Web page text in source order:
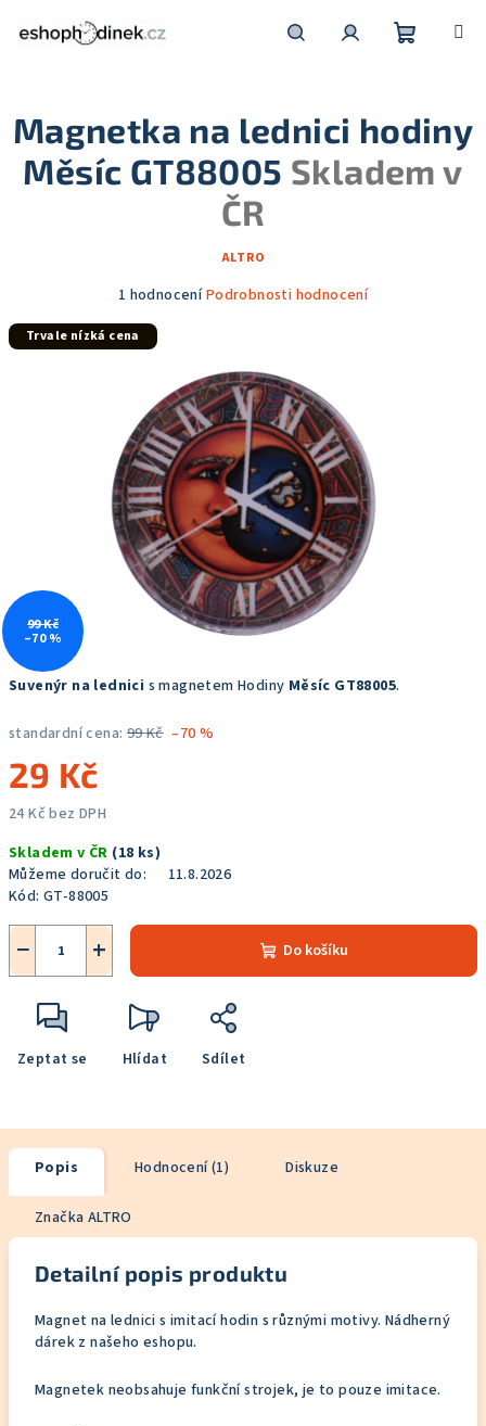
košík
Suvenýr na lednici s magnetem Hodiny Měsíc GT88005.
standardní cena: 99 Kč –70 %
29 Kč
24 Kč bez DPH
cena:
Skladem v ČR (18 ks)
Můžeme doručit do:
11.8.2026
Kód: GT-88005
+
− Do košíku
Zeptat se Hlídat Sdílet
Magnetka na lednici hodiny
Měsíc GT88005 Skladem v
ČR
ALTRO
Průměrné
produktu
hvězdiček.
1 hodnoceníPodrobnosti hodnocení
Trvale nízká cena
99 Kč
–70 %
Popis Hodnocení (1) Diskuze
Značka ALTRO
Detailní popis produktu
Magnet na lednici s imitací hodin s různými motivy. Nádherný
dárek z našeho eshopu.
Magnetek neobsahuje funkční strojek, je to pouze imitace.